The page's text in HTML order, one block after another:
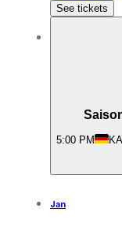
See tickets
5:00 PM
Jan